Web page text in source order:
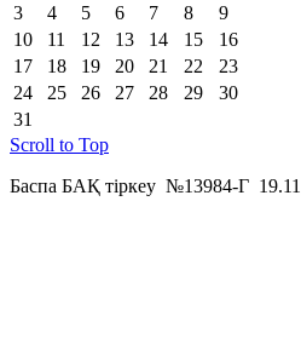
3 4 5 6 7 8
9
10
11 12 13 14 15
16
17
18 19 20 21 22
23
24
25 26 27 28 29
30
31
Scroll to Top
Баспа БАҚ тіркеу №13984-Г